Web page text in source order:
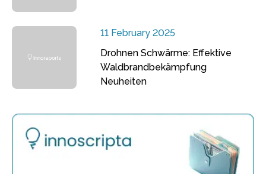
11 February 2025
Drohnen Schwärme: Effektive
Waldbrandbekämpfung
Neuheiten